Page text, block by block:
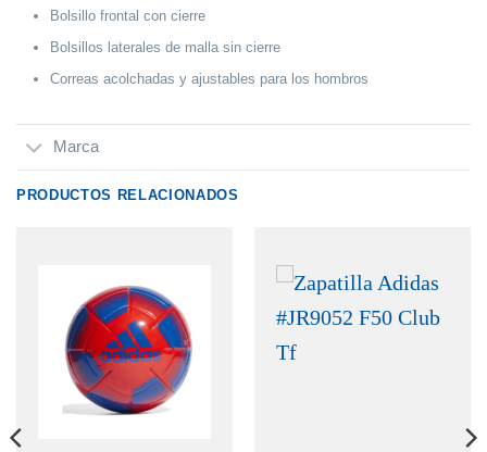
Bolsillo frontal con cierre
Bolsillos laterales de malla sin cierre
Correas acolchadas y ajustables para los hombros
Marca
PRODUCTOS RELACIONADOS